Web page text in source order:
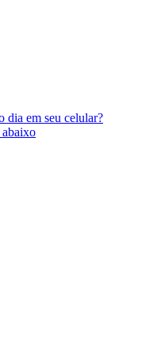
dia em seu celular?